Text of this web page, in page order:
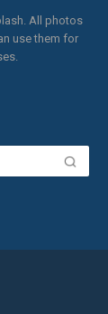
All photos
use them for